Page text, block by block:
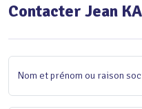
Contacter Jean
Nom et prénom ou raison